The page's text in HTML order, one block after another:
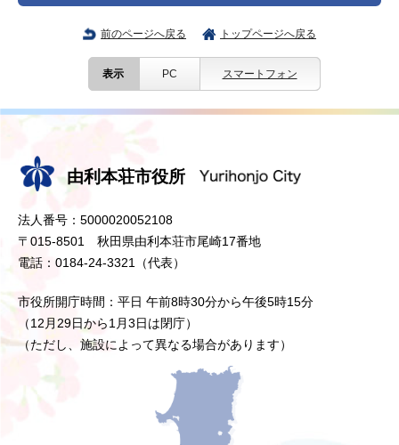
前のページへ戻る トップページへ戻る
表示 PC スマートフォン
由利本荘市役所
法人番号：5000020052108
〒015-8501 秋田県由利本荘市尾崎17番地
電話：0184-24-3321（代表）
市役所開庁時間：平日 午前8時30分から午後5時15分
（12月29日から1月3日は閉庁）
（ただし、施設によって異なる場合があります）